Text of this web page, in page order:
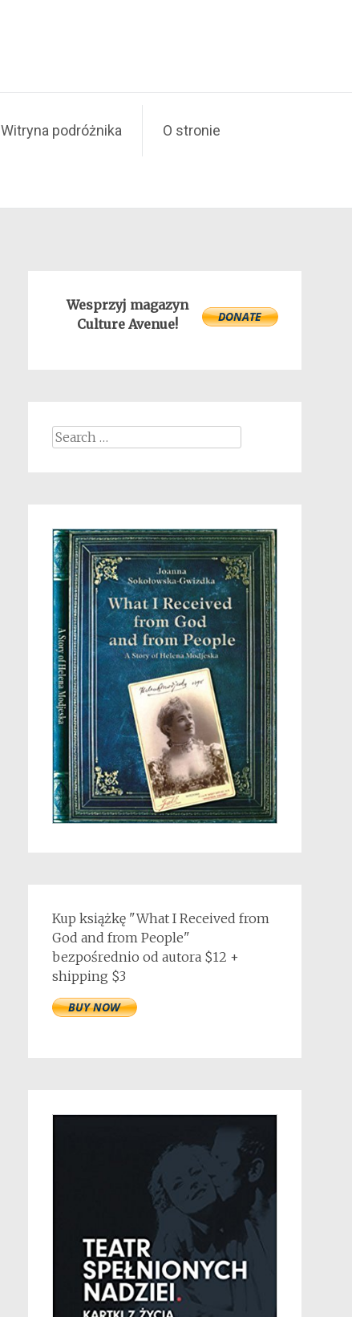
Witryna podróżnika O stronie
Wesprzyj magazyn
Culture Avenue!
Search
Kup książkę "What I Received from
God and from People"
bezpośrednio od autora $12 +
shipping $3